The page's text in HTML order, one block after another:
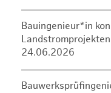
Bauingenieur*in
Landstromprojekten
24.06.2026